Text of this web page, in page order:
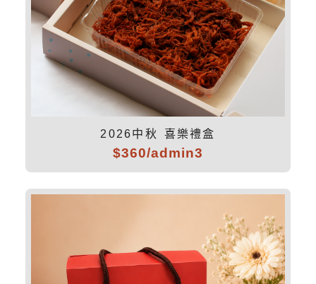
2026中秋 喜樂禮盒
$360/admin3